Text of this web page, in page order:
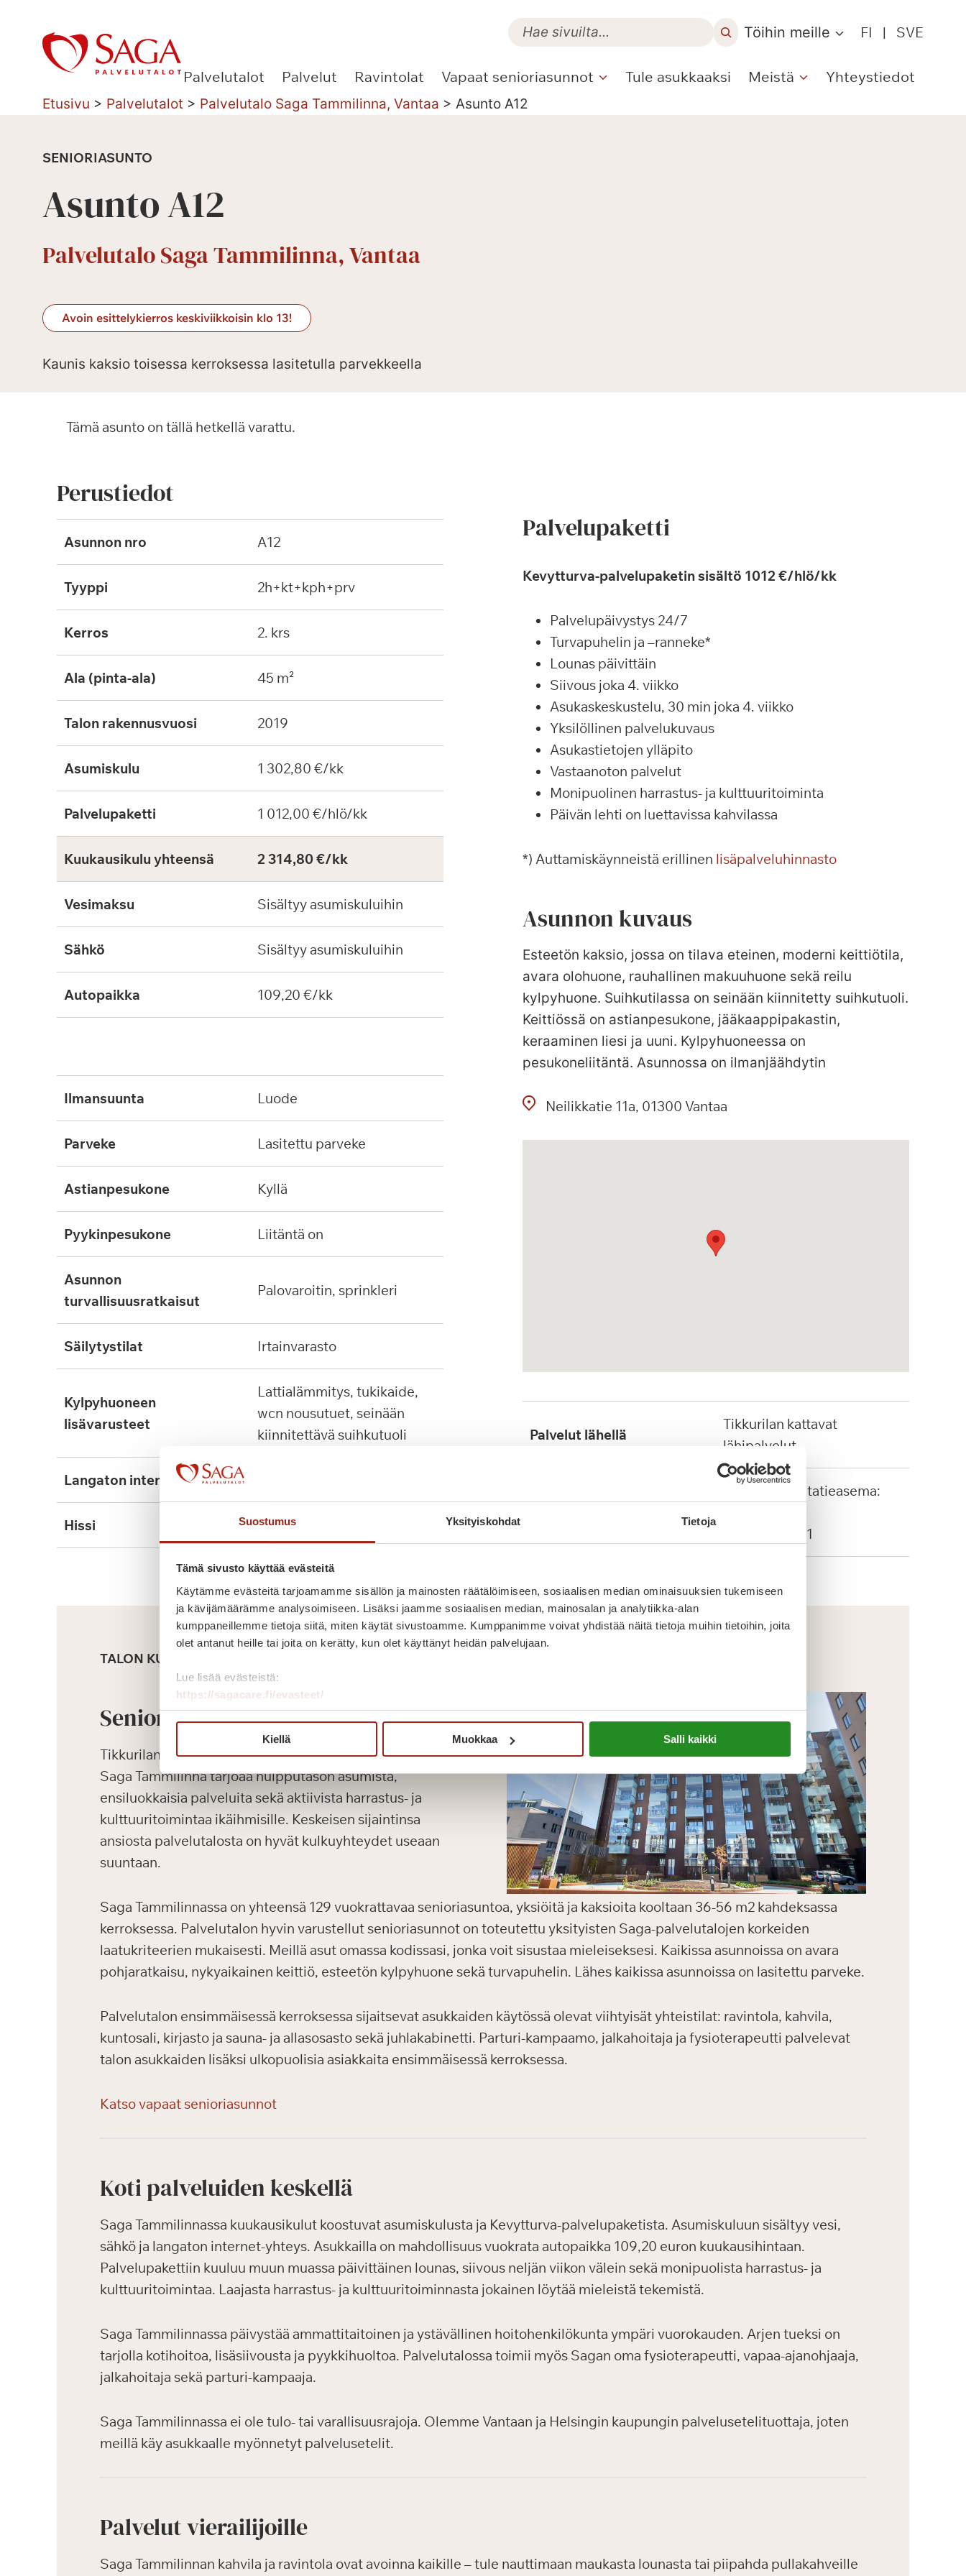
Suostumus Yksityiskohdat Tietoja
Tämä sivusto käyttää evästeitä
Käytämme evästeitä tarjoamamme sisällön ja mainosten räätälöimiseen, sosiaalisen median ominaisuuksien tukemiseen
ja kävijämäärämme analysoimiseen. Lisäksi jaamme sosiaalisen median, mainosalan ja analytiikka-alan
kumppaneillemme tietoja siitä, miten käytät sivustoamme. Kumppanimme voivat yhdistää näitä tietoja muihin tietoihin, joita
olet antanut heille tai joita on kerätty, kun olet käyttänyt heidän palvelujaan.
Lue lisää evästeistä:
https://sagacare.fi/evasteet/
Kiellä Muokkaa Salli kaikki
sisältöön
Töihin meille FI | SVE
Palvelutalot Palvelut Ravintolat Vapaat senioriasunnot Tule asukkaaksi Meistä Yhteystiedot
Etusivu > Palvelutalot > Palvelutalo Saga Tammilinna, Vantaa > Asunto A12
SENIORIASUNTO
Asunto A12
Palvelutalo Saga Tammilinna, Vantaa
Avoin esittelykierros keskiviikkoisin klo 13!
Kaunis kaksio toisessa kerroksessa lasitetulla parvekkeella
Tämä asunto on tällä hetkellä varattu.
Perustiedot
Asunnon nro A12
Tyyppi 2h+kt+kph+prv
Kerros 2. krs
Ala (pinta-ala) 45 m²
Talon rakennusvuosi 2019
Asumiskulu 1 302,80 €/kk
Palvelupaketti 1 012,00 €/hlö/kk
Kuukausikulu yhteensä 2 314,80 €/kk
Vesimaksu Sisältyy asumiskuluihin
Sähkö Sisältyy asumiskuluihin
Autopaikka 109,20 €/kk
ilmansuunta luode
parveke lasitettu parveke
astianpesukone kyllä
pyykinpesukone liitäntä on
asunnon
turvallisuusratkaisut
palovaroitin, sprinkleri
säilytystilat irtainvarasto
kylpyhuoneen
lisävarusteet
lattialämmitys, tukikaide,
wcn nousutuet, seinään
kiinnitettävä suihkutuoli
langaton internet
hissi kyllä, 2kpl
Palvelupaketti
Kevytturva-palvelupaketin sisältö 1012 €/hlö/kk
Palvelupäivystys 24/7
Turvapuhelin ja –ranneke*
Lounas päivittäin
Siivous joka 4. viikko
Asukaskeskustelu, 30 min joka 4. viikko
Yksilöllinen palvelukuvaus
Asukastietojen ylläpito
Vastaanoton palvelut
Monipuolinen harrastus- ja kulttuuritoiminta
Päivän lehti on luettavissa kahvilassa
*) Auttamiskäynneistä erillinen lisäpalveluhinnasto
Asunnon kuvaus
Esteetön kaksio, jossa on tilava eteinen, moderni keittiötila,
avara olohuone, rauhallinen makuuhuone sekä reilu
kylpyhuone. Suihkutilassa on seinään kiinnitetty suihkutuoli.
Keittiössä on astianpesukone, jääkaappipakastin,
keraaminen liesi ja uuni. Kylpyhuoneessa on
pesukoneliitäntä. Asunnossa on ilmanjäähdytin
Neilikkatie 11a 01300 Vantaa
Palvelut lähellä
Tikkurilan kattavat
lähipalvelut
Tikkurilan rautatieasema:
Bussi: 571, 611
TALON KUVAUS
Senioriasunnot
Tikkurilan keskustaan 2019 valmistunut täyden palvelun
Saga Tammilinna tarjoaa huipputason asumista,
ensiluokkaisia palveluita sekä aktiivista harrastus- ja
kulttuuritoimintaa ikäihmisille. Keskeisen sijaintinsa
ansiosta palvelutalosta on hyvät kulkuyhteydet useaan
suuntaan.
Saga Tammilinnassa on yhteensä 129 vuokrattavaa senioriasuntoa, yksiöitä ja kaksioita kooltaan 36-56 m2 kahdeksassa
kerroksessa. Palvelutalon hyvin varustellut senioriasunnot on toteutettu yksityisten Saga-palvelutalojen korkeiden
laatukriteerien mukaisesti. Meillä asut omassa kodissasi, jonka voit sisustaa mieleiseksesi. Kaikissa asunnoissa on avara
pohjaratkaisu, nykyaikainen keittiö, esteetön kylpyhuone sekä turvapuhelin. Lähes kaikissa asunnoissa on lasitettu parveke.
Palvelutalon ensimmäisessä kerroksessa sijaitsevat asukkaiden käytössä olevat viihtyisät yhteistilat: ravintola, kahvila,
kuntosali, kirjasto ja sauna- ja allasosasto sekä juhlakabinetti. Parturi-kampaamo, jalkahoitaja ja fysioterapeutti palvelevat
talon asukkaiden lisäksi ulkopuolisia asiakkaita ensimmäisessä kerroksessa.
Katso vapaat senioriasunnot
Koti palveluiden keskellä
Saga Tammilinnassa kuukausikulut koostuvat asumiskulusta ja Kevytturva-palvelupaketista. Asumiskuluun sisältyy vesi,
sähkö ja langaton internet-yhteys. Asukkailla on mahdollisuus vuokrata autopaikka 109,20 euron kuukausihintaan.
Palvelupakettiin kuuluu muun muassa päivittäinen lounas, siivous neljän viikon välein sekä monipuolista harrastus- ja
kulttuuritoimintaa. Laajasta harrastus- ja kulttuuritoiminnasta jokainen löytää mieleistä tekemistä.
Saga Tammilinnassa päivystää ammattitaitoinen ja ystävällinen hoitohenkilökunta ympäri vuorokauden. Arjen tueksi on
tarjolla kotihoitoa, lisäsiivousta ja pyykkihuoltoa. Palvelutalossa toimii myös Sagan oma fysioterapeutti, vapaa-ajanohjaaja,
jalkahoitaja sekä parturi-kampaaja.
Saga Tammilinnassa ei ole tulo- tai varallisuusrajoja. Olemme Vantaan ja Helsingin kaupungin palvelusetelituottaja, joten
meillä käy asukkaalle myönnetyt palvelusetelit.
Palvelut vierailijoille
Saga Tammilinnan kahvila ja ravintola ovat avoinna kaikille – tule nauttimaan maukasta lounasta tai piipahda pullakahveille